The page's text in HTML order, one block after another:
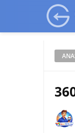
google-site-